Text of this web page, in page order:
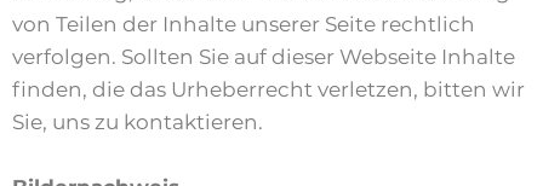
von Teilen der Inhalte unserer Seite rechtlich
verfolgen. Sollten Sie auf dieser Webseite Inhalte
finden, die das Urheberrecht verletzen, bitten wir
Sie, uns zu kontaktieren.